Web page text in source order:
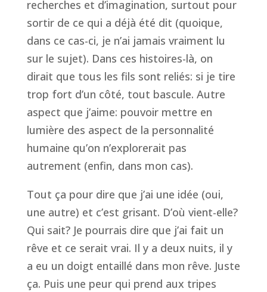
recherches et d’imagination, surtout pour
sortir de ce qui a déjà été dit (quoique,
dans ce cas-ci, je n’ai jamais vraiment lu
sur le sujet). Dans ces histoires-là, on
dirait que tous les fils sont reliés: si je tire
trop fort d’un côté, tout bascule. Autre
aspect que j’aime: pouvoir mettre en
lumière des aspect de la personnalité
humaine qu’on n’explorerait pas
autrement (enfin, dans mon cas).
Tout ça pour dire que j’ai une idée (oui,
une autre) et c’est grisant. D’où vient-elle?
Qui sait? Je pourrais dire que j’ai fait un
rêve et ce serait vrai. Il y a deux nuits, il y
a eu un doigt entaillé dans mon rêve. Juste
ça. Puis une peur qui prend aux tripes